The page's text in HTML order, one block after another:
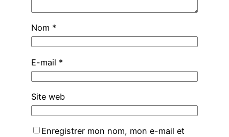
Nom *
E-mail *
Site web
Enregistrer mon nom, mon e-mail et